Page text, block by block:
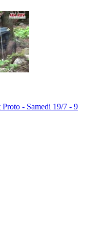
- Samedi 19/7 - 9